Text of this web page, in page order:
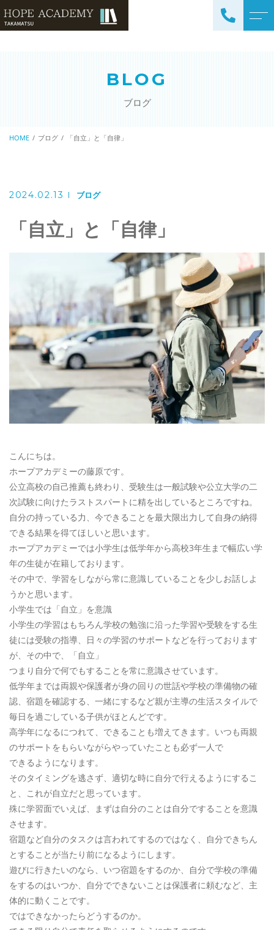
小学生コース / 高学年～
高校生コース（3科目）
英会話コース（幼児～小学
お電話によるお問い合わせ
087-887-7663
Webからのお問い合わせ
CONTACT
BLOG
ブログ
HOME ブログ 「自立」と「自律」
2024.02.13 ブログ
「自立」と「自律」
こんにちは。
ホープアカデミーの藤原です。
公立高校の自己推薦も終わり、受験生は一般試験や公立大学の二
次試験に向けたラストスパートに精を出しているところですね。
自分の持っている力、今できることを最大限出力して自身の納得
できる結果を得てほしいと思います。
ホープアカデミーでは小学生は低学年から高校3年生まで幅広い学
年の生徒が在籍しております。
その中で、学習をしながら常に意識していることを少しお話しよ
うかと思います。
小学生では「自立」を意識
小学生の学習はもちろん学校の勉強に沿った学習や受験をする生
徒には受験の指導、日々の学習のサポートなどを行っております
が、その中で、「自立」
つまり自分で何でもすることを常に意識させています。
低学年までは両親や保護者が身の回りの世話や学校の準備物の確
認、宿題を確認する、一緒にするなど親が主導の生活スタイルで
毎日を過ごしている子供がほとんどです。
高学年になるにつれて、できることも増えてきます。いつも両親
のサポートをもらいながらやっていたことも必ず一人で
できるようになります。
そのタイミングを逃さず、適切な時に自分で行えるようにするこ
と、これが自立だと思っています。
殊に学習面でいえば、まずは自分のことは自分ですることを意識
させます。
宿題など自分のタスクは言われてするのではなく、自分できちん
とすることが当たり前になるようにします。
遊びに行きたいのなら、いつ宿題をするのか、自分で学校の準備
をするのはいつか、自分でできないことは保護者に頼むなど、主
体的に動くことです。
ではできなかったらどうするのか。